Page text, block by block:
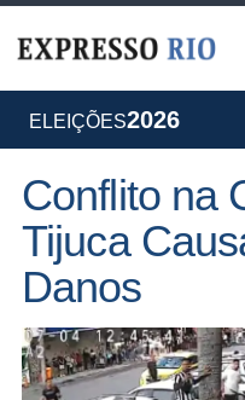
ELEIÇÕES2026
Conflito na
Tijuca
Danos